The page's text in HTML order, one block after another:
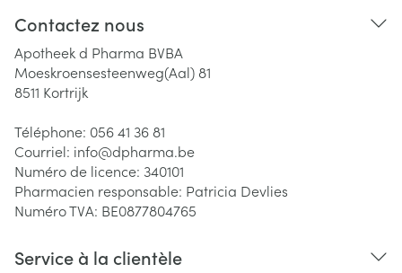
Contactez nous
Apotheek d Pharma BVBA
Moeskroensesteenweg(Aal) 81
8511 Kortrijk
Téléphone: 056 41 36 81
Courriel: info@dpharma.be
Numéro de licence: 340101
Pharmacien responsable: Patricia Devlies
Numéro TVA: BE0877804765
Service à la clientèle